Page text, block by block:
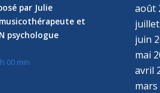
par Julie
musicothérapeute et
psychologue
00 min
août
juin
mai
avril
mars